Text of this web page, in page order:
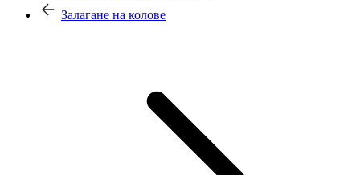
Залагане на колове